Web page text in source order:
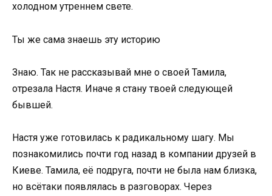
холодном утреннем свете.
Ты же сама знаешь эту историю
Знаю. Так не рассказывай мне о своей Тамила,
отрезала Настя. Иначе я стану твоей следующей
бывшей.
Настя уже готовилась к радикальному шагу. Мы
познакомились почти год назад в компании друзей в
Киеве. Тамила, её подруга, почти не была нам близка,
но всётаки появлялась в разговорах. Через